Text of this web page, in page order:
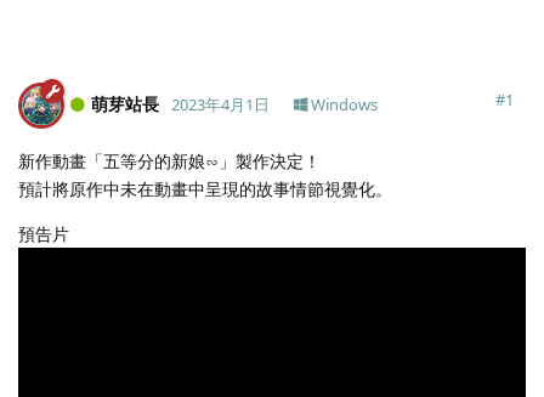
萌芽站長 2023年4月1日 #1
Windows
新作動畫「五等分的新娘∽」製作決定！
預計將原作中未在動畫中呈現的故事情節視覺化。
預告片